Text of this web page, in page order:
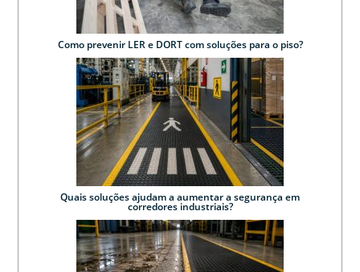
Como prevenir LER e DORT com soluções para o piso?
Quais soluções ajudam a aumentar a segurança em
corredores industriais?